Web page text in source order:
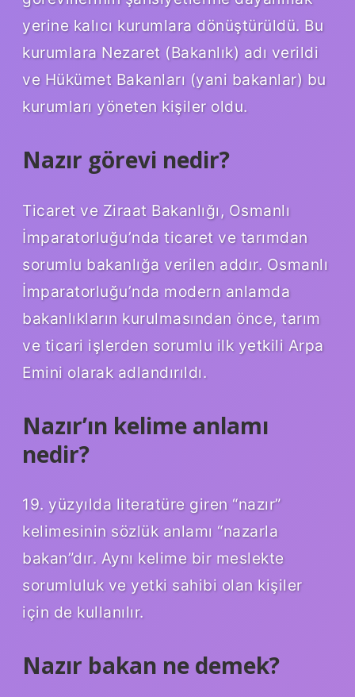
yerine kalıcı kurumlara dönüştürüldü. Bu
kurumlara Nezaret (Bakanlık) adı verildi
ve Hükümet Bakanları (yani bakanlar) bu
kurumları yöneten kişiler oldu.
Nazır görevi nedir?
Ticaret ve Ziraat Bakanlığı, Osmanlı
İmparatorluğu’nda ticaret ve tarımdan
sorumlu bakanlığa verilen addır. Osmanlı
İmparatorluğu’nda modern anlamda
bakanlıkların kurulmasından önce, tarım
ve ticari işlerden sorumlu ilk yetkili Arpa
Emini olarak adlandırıldı.
Nazır’ın kelime anlamı
nedir?
19. yüzyılda literatüre giren “nazır”
kelimesinin sözlük anlamı “nazarla
bakan”dır. Aynı kelime bir meslekte
sorumluluk ve yetki sahibi olan kişiler
için de kullanılır.
Nazır bakan ne demek?